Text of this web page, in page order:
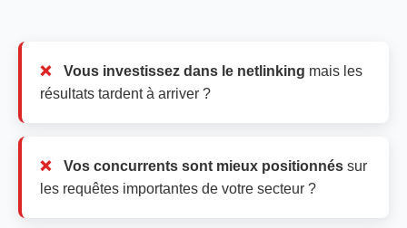
Vous investissez dans le netlinking mais les
résultats tardent à arriver ?
Vos concurrents sont mieux positionnés sur
les requêtes importantes de votre secteur ?